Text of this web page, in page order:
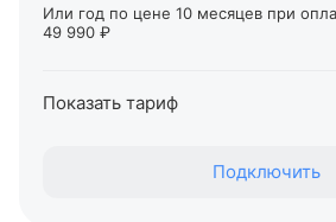
Первые два месяца
Или год по цене 10 месяцев при
49 990 ₽
Показать тариф
Подключить